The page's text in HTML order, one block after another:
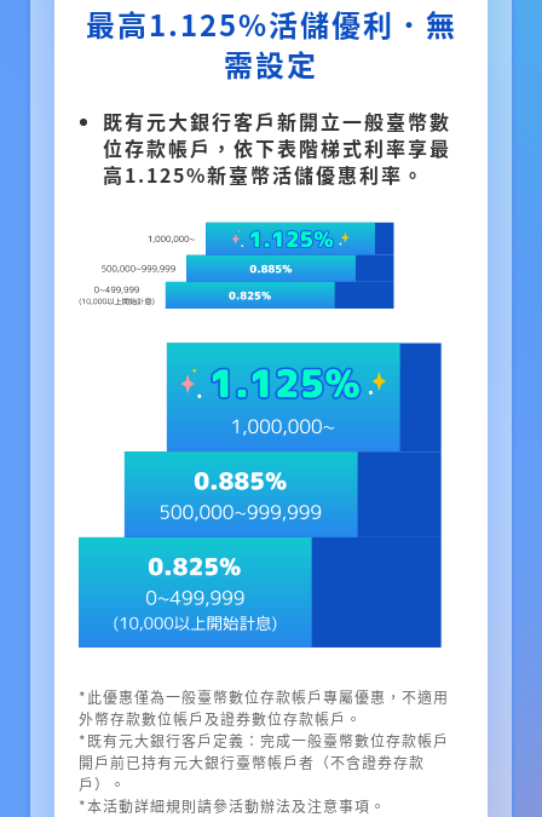
最高1.125%活儲優利．無
需設定
既有元大銀行客戶新開立一般臺幣數
位存款帳戶，依下表階梯式利率享最
高1.125%新臺幣活儲優惠利率。
*此優惠僅為一般臺幣數位存款帳戶專屬優惠，不適用
外幣存款數位帳戶及證券數位存款帳戶。
*既有元大銀行客戶定義：完成一般臺幣數位存款帳戶
開戶前已持有元大銀行臺幣帳戶者（不含證券存款
戶）。
*本活動詳細規則請參活動辦法及注意事項。